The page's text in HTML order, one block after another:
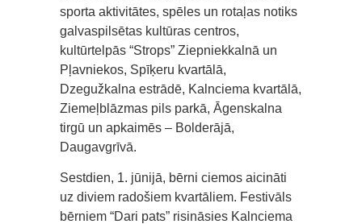
sporta aktivitātes, spēles un rotaļas notiks
galvaspilsētas kultūras centros,
kultūrtelpās “Strops” Ziepniekkalnā un
Pļavniekos, Spīķeru kvartālā,
Dzegužkalna estrādē, Kalnciema kvartālā,
Ziemeļblāzmas pils parkā, Āgenskalna
tirgū un apkaimēs – Bolderājā,
Daugavgrīvā.
Sestdien, 1. jūnijā, bērni ciemos aicināti
uz diviem radošiem kvartāliem. Festivāls
bērniem “Dari pats” risināsies Kalnciema